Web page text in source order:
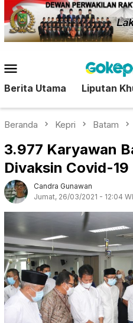
Loncat
ke
konten
Mobile
Berita Utama Liputan
Beranda Kepri Batam
3.977 Karyawan
Divaksin Covid-19
Candra Gunawan
Jumat, 26/03/2021 - 12:04